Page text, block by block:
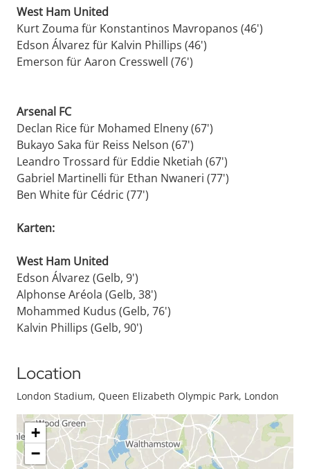
West Ham United
Kurt Zouma für Konstantinos Mavropanos (46')
Edson Álvarez für Kalvin Phillips (46')
Emerson für Aaron Cresswell (76')
Arsenal FC
Declan Rice für Mohamed Elneny (67')
Bukayo Saka für Reiss Nelson (67')
Leandro Trossard für Eddie Nketiah (67')
Gabriel Martinelli für Ethan Nwaneri (77')
Ben White für Cédric (77')
Karten:
West Ham United
Edson Álvarez (Gelb, 9')
Alphonse Aréola (Gelb, 38')
Mohammed Kudus (Gelb, 76')
Kalvin Phillips (Gelb, 90')
Location
London Stadium, Queen Elizabeth Olympic Park, London
+
−